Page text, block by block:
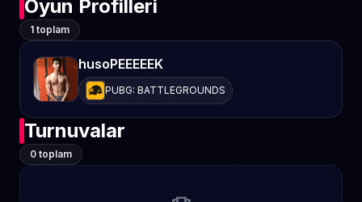
Oyun Profilleri
1 toplam
husoPEEEEEK
PUBG: BATTLEGROUNDS
Turnuvalar
0 toplam